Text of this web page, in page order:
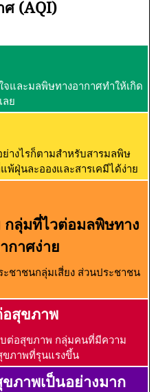
(AQI)
และมลพิษทางอากาศทำให้เกิด
ลย
างไรก็ตามสำหรับสารมลพิษ
พ้ฝุ่นละอองและสารเคมีได้ง่าย
ลุ่มที่ไวต่อมลพิษทาง
กาศง่าย
ชาชนกลุ่มเสี่ยง ส่วนประชาชน
สุขภาพ
บต่อสุขภาพ กลุ่มคนที่มีความ
ขภาพที่รุนแรงขึ้น
ภาพเป็นอย่างมาก